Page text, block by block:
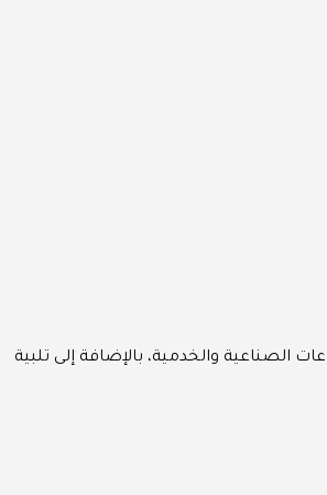
والخدمية، بالإضافة إلى تلبية